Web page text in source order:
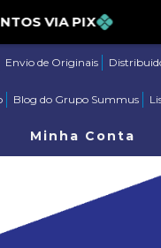
VIA PIX
Envio de Originais
Blog do Grupo Summus
Minha Conta